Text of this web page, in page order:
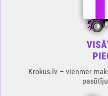
Krokus.lv – vienmēr